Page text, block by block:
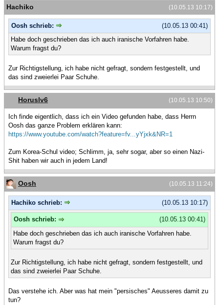
(10.05.13 10:17)
Hachiko
(10.05.13 00:41)
Oosh schrieb:
Habe doch geschrieben das ich auch iranische Vorfahren habe.
Warum fragst du?
Zur Richtigstellung, ich habe nicht gefragt, sondern festgestellt, und
das sind zweierlei Paar Schuhe.
(10.05.13 10:50)
Horuslv6
Ich finde eigentlich, dass ich ein Video gefunden habe, dass Herrn
Oosh das ganze Problem erklären kann:
https://www.youtube.com/watch?feature=fv...yYjxk&NR=1
Zum Korea-Schul video; Schlimm, ja, sehr sogar, aber so einen Nazi-
Shit haben wir auch in jedem Land!
(10.05.13 11:24)
Oosh
(10.05.13 10:17)
Hachiko schrieb:
(10.05.13 00:41)
Oosh schrieb:
Habe doch geschrieben das ich auch iranische Vorfahren habe.
Warum fragst du?
Zur Richtigstellung, ich habe nicht gefragt, sondern festgestellt, und
das sind zweierlei Paar Schuhe.
Das verstehe ich. Aber was hat mein "persisches" Aeusseres damit zu
tun?